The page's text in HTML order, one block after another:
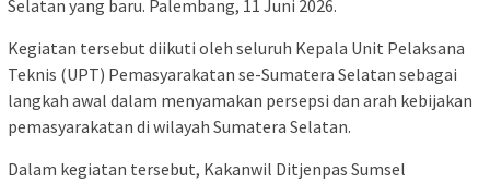
Selatan yang baru. Palembang, 11 Juni 2026.
Kegiatan tersebut diikuti oleh seluruh Kepala Unit Pelaksana
Teknis (UPT) Pemasyarakatan se-Sumatera Selatan sebagai
langkah awal dalam menyamakan persepsi dan arah kebijakan
pemasyarakatan di wilayah Sumatera Selatan.
Dalam kegiatan tersebut, Kakanwil Ditjenpas Sumsel